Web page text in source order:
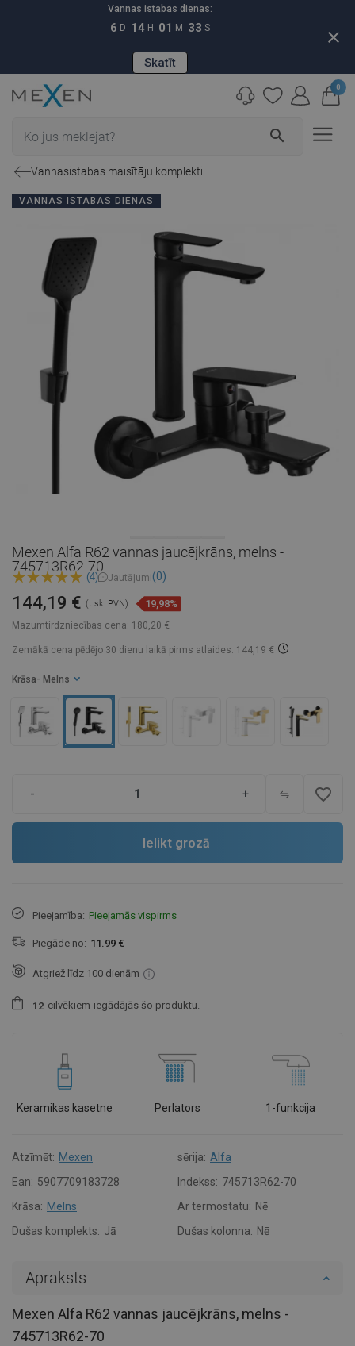
Vannas istabas dienas:
6 D 14 H 01 M 33 S
Skatīt
close
search
0
Vannasistabas maisītāju komplekti
VANNAS ISTABAS DIENAS
Mexen Alfa R62 vannas jaucējkrāns, melns -
745713R62-70
(4) Jautājumi(0)
Mazumtirdzniecības cena: 180,20 €
144,19 € (t.sk. PVN) 19,98%
Zemākā cena pēdējo 30 dienu laikā pirms atlaides: 144,19 €
Krāsa - Melns
- + favorite_border
Ielikt grozā
Pieejamība: Pieejamās vispirms
Piegāde no: 11.99 €
Atgriež līdz 100 dienām
1 2 cilvēkiem iegādājās šo produktu.
Keramikas kasetne Perlators 1-funkcija
Atzīmēt: Mexen sērija: Alfa
Ean: 5907709183728 Indekss: 745713R62-70
Krāsa: Melns Ar termostatu: Nē
Dušas komplekts: Jā Dušas kolonna: Nē
Apraksts
Mexen Alfa R62 vannas jaucējkrāns, melns -
745713R62-70